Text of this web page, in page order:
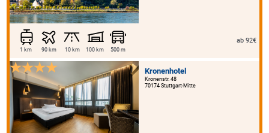
1 km 90 km 10 km 100 km 500 m
ab 92€
Kronenhotel
Kronenstr. 48
70174 Stuttgart-Mitte